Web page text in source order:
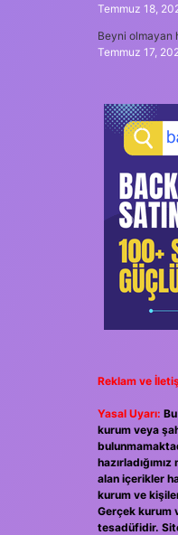
Temmuz 18,
Beyni olmayan
Temmuz 17,
Reklam ve
Yasal Uyarı:
kurum veya
alan içerikler
kurum ve
Gerçek kurum
tesadüfidir.